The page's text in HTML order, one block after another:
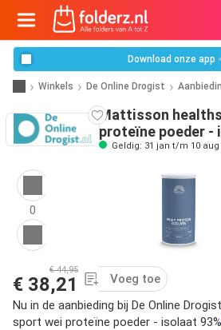
Download onze app
Winkels De Online Drogist
Mattisson
proteïne poeder -
Geldig: 31 jan t/m 10 aug
0
€ 44,95
€ 38,21
Voeg toe
Nu in de aanbieding bij De Online
sport wei proteïne poeder - isolaat